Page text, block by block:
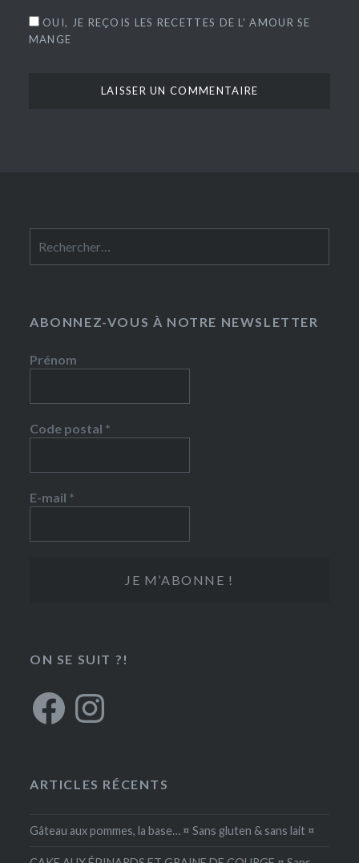
OUI, JE REÇOIS LES RECETTES DE L' AMOUR SE
MANGE
ABONNEZ-VOUS À NOTRE NEWSLETTER
Prénom
Code postal *
E-mail *
ON SE SUIT ?!
FacebookInstagram
ARTICLES RÉCENTS
Gâteau aux pommes, la base… ¤ Sans gluten & sans lait ¤